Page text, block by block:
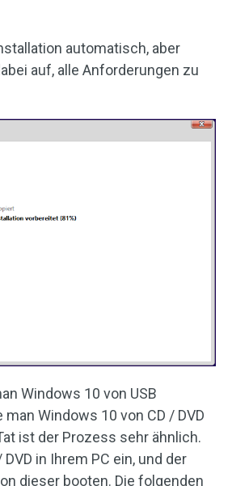
automatisch, aber
auf, alle Anforderungen zu
Windows 10 von USB
Windows 10 von CD / DVD
ist der Prozess sehr ähnlich.
DVD in Ihrem PC ein, und der
dieser booten. Die folgenden